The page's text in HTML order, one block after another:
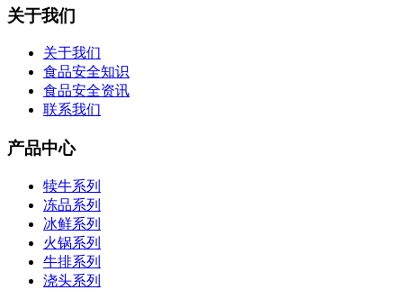
关于我们
关于我们
食品安全知识
食品安全资讯
联系我们
产品中心
犊牛系列
冻品系列
冰鲜系列
火锅系列
牛排系列
浇头系列